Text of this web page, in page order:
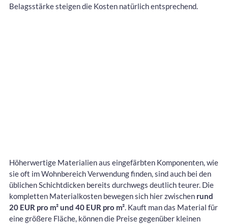
Belagsstärke steigen die Kosten natürlich entsprechend.
Höherwertige Materialien aus eingefärbten Komponenten, wie
sie oft im Wohnbereich Verwendung finden, sind auch bei den
üblichen Schichtdicken bereits durchwegs deutlich teurer. Die
kompletten Materialkosten bewegen sich hier zwischen rund
20 EUR pro m² und 40 EUR pro m². Kauft man das Material für
eine größere Fläche, können die Preise gegenüber kleinen